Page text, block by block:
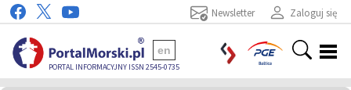
Zaloguj się
Newsletter
PORTAL INFORMACYJNY ISSN 2545-0735
en